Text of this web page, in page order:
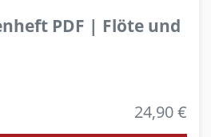
PDF | Flöte und
24,90 €